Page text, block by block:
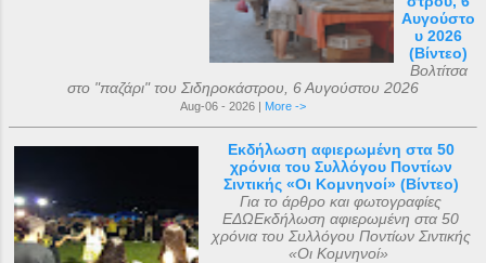
Αυγούστο
υ 2026
(Βίντεο)
Βολτίτσα
στο "παζάρι" του Σιδηροκάστρου, 6 Αυγούστου 2026
Aug-06 - 2026 | More ->
Εκδήλωση αφιερωμένη στα 50
χρόνια του Συλλόγου Ποντίων
Σιντικής «Οι Κομνηνοί» (Βίντεο)
Για το άρθρο και φωτογραφίες
ΕΔΩΕκδήλωση αφιερωμένη στα 50
χρόνια του Συλλόγου Ποντίων Σιντικής
«Οι Κομνηνοί»